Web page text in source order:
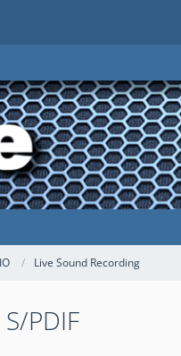
Live Sound Recording
PDIF